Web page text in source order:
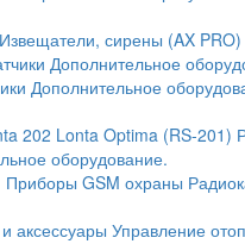
Извещатели, сирены (AX PRO)
Дополнительное
Дополнительное
202 Lonta Optima (RS-201)
оборудование.
Приборы GSM охраны
аксессуары Управление